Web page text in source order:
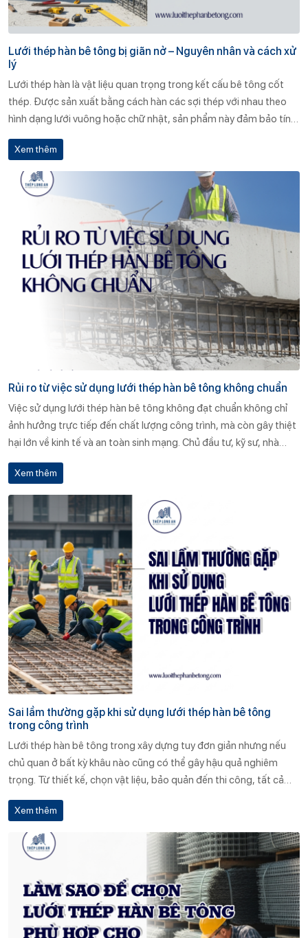
Lưới thép hàn bê tông bị giãn nở – Nguyên nhân và cách xử
lý
Lưới thép hàn là vật liệu quan trọng trong kết cấu bê tông cốt
thép. Được sản xuất bằng cách hàn các sợi thép với nhau theo
hình dạng lưới vuông hoặc chữ nhật, sản phẩm này đảm bảo tính
liên kết chặt chẽ, chịu lực tốt và dễ dàng thi công.
Xem thêm
Rủi ro từ việc sử dụng lưới thép hàn bê tông không chuẩn
Việc sử dụng lưới thép hàn bê tông không đạt chuẩn không chỉ
ảnh hưởng trực tiếp đến chất lượng công trình, mà còn gây thiệt
hại lớn về kinh tế và an toàn sinh mạng. Chủ đầu tư, kỹ sư, nhà
thầu cần nghiêm túc lựa chọn đơn vị cung cấp uy tín, sản phẩm
rõ ràng về chất lượng và nguồn gốc.
Xem thêm
Sai lầm thường gặp khi sử dụng lưới thép hàn bê tông
trong công trình
Lưới thép hàn bê tông trong xây dựng tuy đơn giản nhưng nếu
chủ quan ở bất kỳ khâu nào cũng có thể gây hậu quả nghiêm
trọng. Từ thiết kế, chọn vật liệu, bảo quản đến thi công, tất cả
đều cần được thực hiện đúng kỹ thuật, có kiểm tra giám sát
nghiêm ngặt và phối hợp tốt giữa các bộ phận liên quan.
Xem thêm